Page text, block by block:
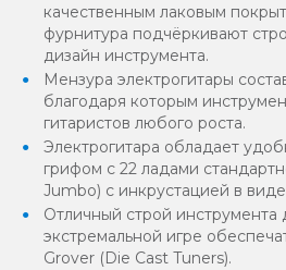
качественным лаковым
фурнитура подчёркивают
дизайн инструмента.
Мензура электрогитары
благодаря которым
гитаристов любого роста.
Электрогитара обладает
грифом с 22 ладами
Jumbo) с инкрустацией в
Отличный строй
экстремальной игре
Grover (Die Cast Tuners).